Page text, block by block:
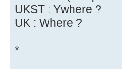
UKST : Ywhere ?
UK : Where ?
*